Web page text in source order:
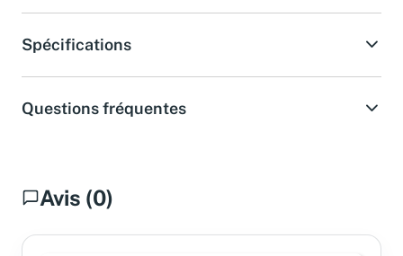
Spécifications
Questions fréquentes
Avis (0)